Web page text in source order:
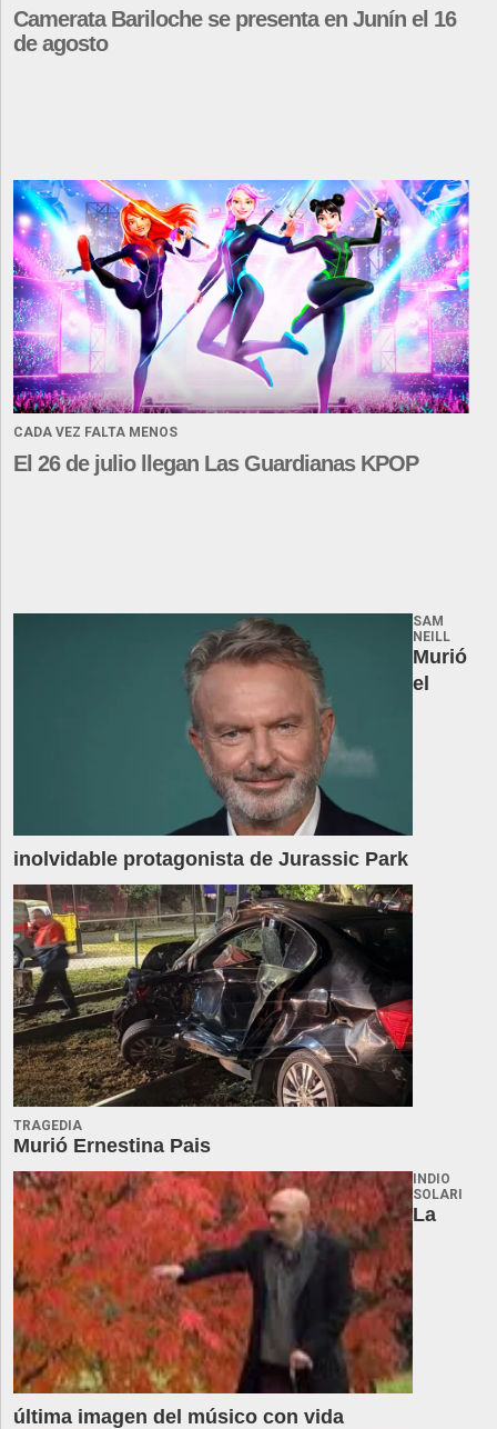
Camerata Bariloche se presenta en Junín el 16
de agosto
CADA VEZ FALTA MENOS
El 26 de julio llegan Las Guardianas KPOP
SAM
NEILL
Murió
el
inolvidable protagonista de Jurassic Park
TRAGEDIA
Murió Ernestina Pais
INDIO
SOLARI
La
última imagen del músico con vida